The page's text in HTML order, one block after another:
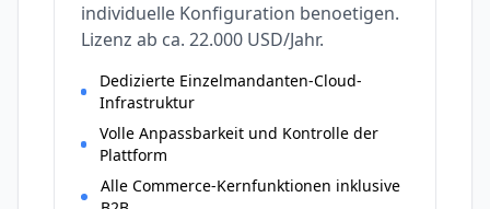
individuelle Konfiguration benoetigen.
Lizenz ab ca. 22.000 USD/Jahr.
Dedizierte Einzelmandanten-Cloud-
Infrastruktur
Volle Anpassbarkeit und Kontrolle der
Plattform
Alle Commerce-Kernfunktionen inklusive